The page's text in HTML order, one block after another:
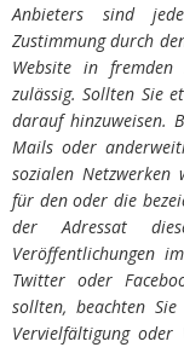
Anbieters sind
Zustimmung durch
Website in
zulässig. Sollten Sie
darauf hinzuweisen.
Mails oder
sozialen
für den oder die
der Adressat
Veröffentlichungen
Twitter oder
sollten, beachten
Vervielfältigung